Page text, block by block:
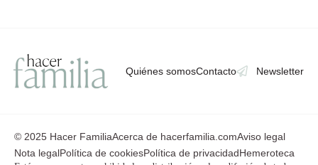
Quiénes somosContacto Newsletter
© 2025 Hacer FamiliaAcerca de hacerfamilia.comAviso legal
Nota legalPolítica de cookiesPolítica de privacidadHemeroteca